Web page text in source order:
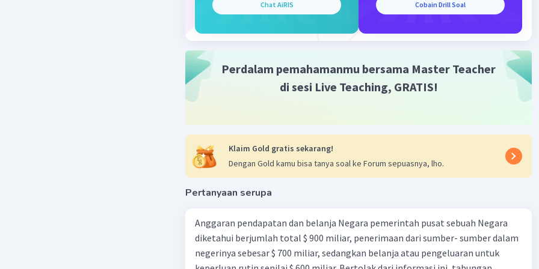
Beri Rating·0.0(0) Balas
Chat AiRIS Cobain Drill Soal
Perdalam pemahamanmu bersama Master Teacher
di sesi Live Teaching, GRATIS!
Klaim Gold gratis sekarang!
Dengan Gold kamu bisa tanya soal ke Forum sepuasnya, lho.
Pertanyaan serupa
Anggaran pendapatan dan belanja Negara pemerintah pusat sebuah Negara
diketahui berjumlah total $ 900 miliar, penerimaan dari sumber- sumber dalam
negerinya sebesar $ 700 miliar, sedangkan belanja atau pengeluaran untuk